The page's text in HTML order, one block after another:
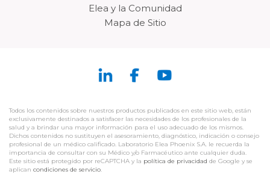
Elea y la Comunidad
Mapa de Sitio
Todos los contenidos sobre nuestros productos publicados en este sitio web, están
exclusivamente destinados a satisfacer las necesidades de los profesionales de la
salud y a brindar una mayor información para el uso adecuado de los mismos.
Dichos contenidos no sustituyen el asesoramiento, diagnóstico, indicación o consejo
profesional de un médico calificado. Laboratorio Elea Phoenix S.A. le recuerda la
importancia de consultar con su Médico y/o Farmacéutico ante cualquier duda.
Este sitio está protegido por reCAPTCHA y la política de privacidad de Google y se
aplican condiciones de servicio.